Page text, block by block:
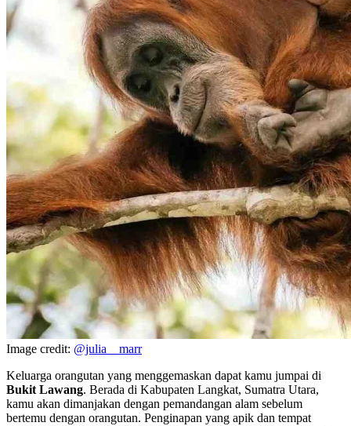
Image credit: @julia__marr
Keluarga orangutan yang menggemaskan dapat kamu jumpai di
Bukit Lawang. Berada di Kabupaten Langkat, Sumatra Utara,
kamu akan dimanjakan dengan pemandangan alam sebelum
bertemu dengan orangutan. Penginapan yang apik dan tempat